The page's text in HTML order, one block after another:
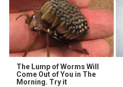
The Lump of Worms Will
Come Out of You in The
Morning. Try it